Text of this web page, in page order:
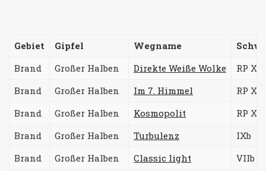
Gebiet Gipfel Wegname
Brand
Großer Halben Direkte Weiße Wolke
RP
Brand
Großer Halben Im 7. Himmel
RP
Brand
Großer Halben Kosmopolit
RP
Brand
Großer Halben Turbulenz
IXb
Brand
Großer Halben Classic light
VIIb